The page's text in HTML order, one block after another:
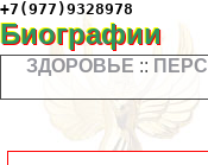
+7(977)9328978
Биографии
ЗДОРОВЬЕ ::